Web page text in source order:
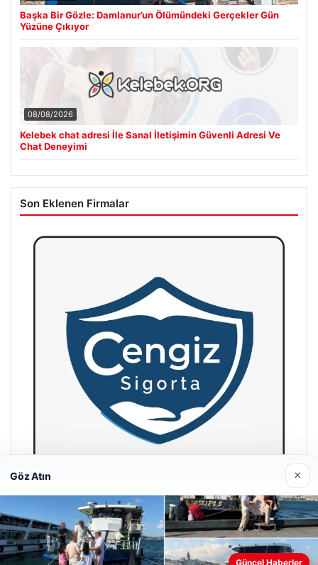
Başka Bir Gözle: Damlanur’un Ölümündeki Gerçekler Gün
Yüzüne Çıkıyor
08/08/2026
Kelebek chat adresi İle Sanal İletişimin Güvenli Adresi Ve
Chat Deneyimi
Son Eklenen Firmalar
Hastaş Beton
26/05/2026
Göz Atın ×
Güncel Haberler